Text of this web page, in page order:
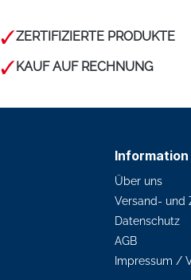
ZERTIFIZIERTE PRODUKTE
KAUF AUF RECHNUNG
Information
Über uns
Versand- und
Datenschutz
AGB
Impressum /